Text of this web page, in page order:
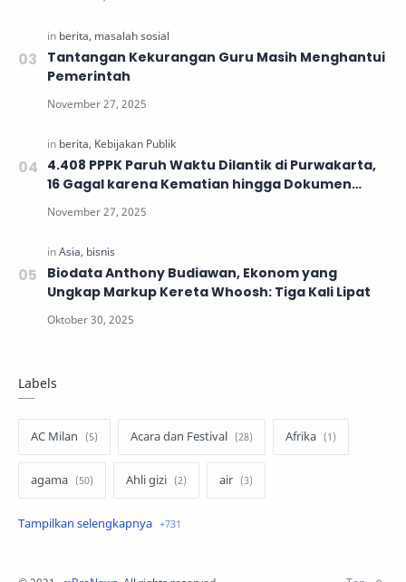
Tantangan Kekurangan Guru Masih Menghantui
Pemerintah
4.408 PPPK Paruh Waktu Dilantik di Purwakarta,
16 Gagal karena Kematian hingga Dokumen
Biodata Anthony Budiawan, Ekonom yang
Ungkap Markup Kereta Whoosh: Tiga Kali Lipat
Labels
AC Milan Acara dan Festival Afrika
agama Ahli gizi air
air minum Airbnb